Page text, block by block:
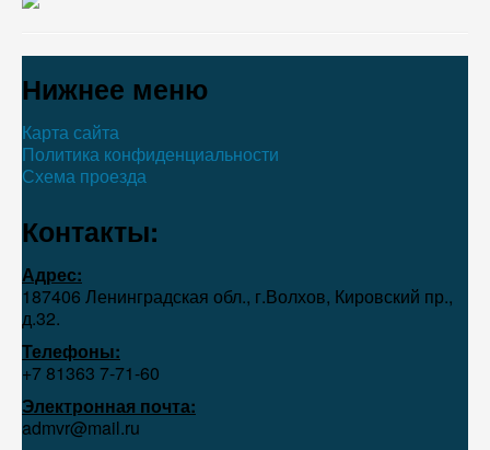
Нижнее меню
Карта сайта
Политика конфиденциальности
Схема проезда
Контакты:
Адрес:
187406 Ленинградская обл., г.Волхов, Кировский пр.,
д.32.
Телефоны:
+7 81363 7‑71-60
Электронная почта:
admvr@mail.ru